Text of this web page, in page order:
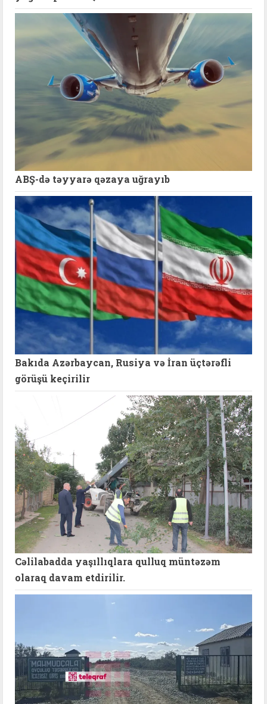
ABŞ-də təyyarə qəzaya uğrayıb
Bakıda Azərbaycan, Rusiya və İran üçtərəfli
görüşü keçirilir
Cəlilabadda yaşıllıqlara qulluq müntəzəm
olaraq davam etdirilir.